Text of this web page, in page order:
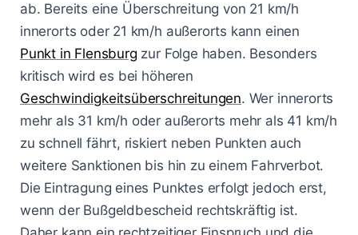
ab. Bereits eine Überschreitung von 21 km/h
innerorts oder 21 km/h außerorts kann einen
Punkt in Flensburg zur Folge haben. Besonders
kritisch wird es bei höheren
Geschwindigkeitsüberschreitungen. Wer innerorts
mehr als 31 km/h oder außerorts mehr als 41 km/h
zu schnell fährt, riskiert neben Punkten auch
weitere Sanktionen bis hin zu einem Fahrverbot.
Die Eintragung eines Punktes erfolgt jedoch erst,
wenn der Bußgeldbescheid rechtskräftig ist.